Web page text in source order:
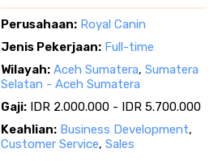
Perusahaan: Royal Canin
Jenis Pekerjaan: Full-time
Wilayah: Aceh Sumatera, Sumatera
Selatan - Aceh Sumatera
Gaji: IDR 2.000.000 - IDR 5.700.000
Keahlian: Business Development,
Customer Service, Sales